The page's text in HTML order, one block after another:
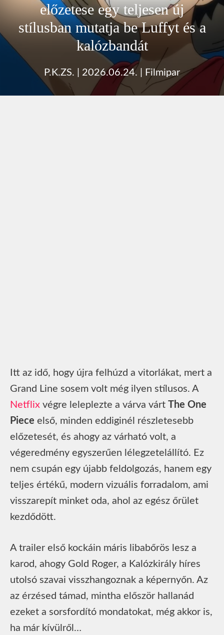
előzetese egy teljesen új
stílusban mutatja be Luffyt és a
kalózbandát
P.K.ZS. 2026.06.24. Filmipar
Itt az idő, hogy újra felhúzd a vitorlákat, mert a
Grand Line sosem volt még ilyen stílusos. A
Netflix végre leleplezte a várva várt The One
Piece első, minden eddiginél részletesebb
előzetesét, és ahogy az várható volt, a
végeredmény egyszerűen lélegzetelállító. Ez
nem csupán egy újabb feldolgozás, hanem egy
teljes értékű, modern vizuális forradalom, ami
visszarepít minket oda, ahol az egész őrület
kezdődött.
A trailer első kockáin máris libabőrös lesz a
karod, ahogy Gold Roger, a Kalózkirály híres
utolsó szavai visszhangoznak a képernyőn. Az
az érzésed támad, mintha először hallanád
ezeket a sorsfordító mondatokat, még akkor is,
ha már kívülről…